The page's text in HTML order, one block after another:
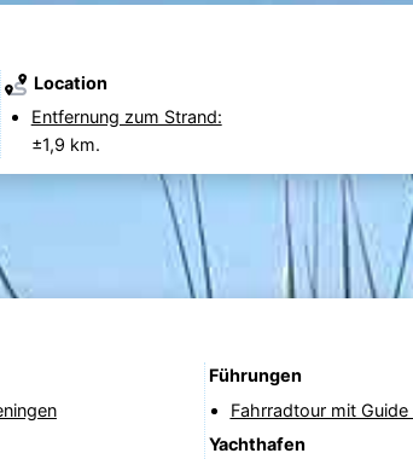
Location
Entfernung zum Strand:
±1,9 km.
Führungen
Fahrradtour mit
Yachthafen